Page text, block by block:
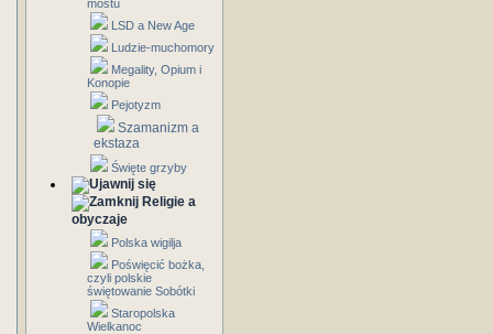
mostu
LSD a New Age
Ludzie-muchomory
Megality, Opium i
Konopie
Pejotyzm
Szamanizm a
ekstaza
Święte grzyby
Religie a
obyczaje
Polska wigilja
Poświęcić bożka,
czyli polskie
świętowanie Sobótki
Staropolska
Wielkanoc